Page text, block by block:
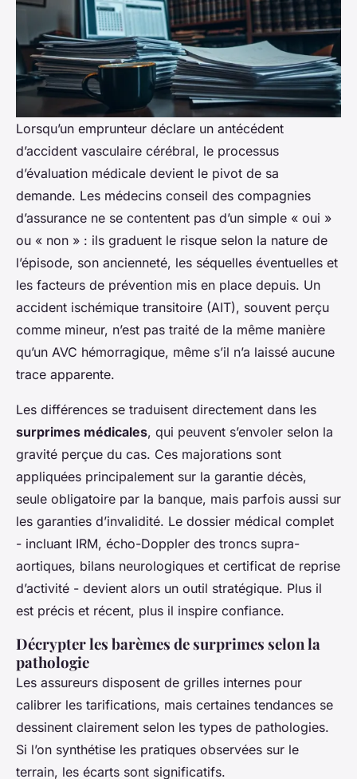
Lorsqu’un emprunteur déclare un antécédent
d’accident vasculaire cérébral, le processus
d’évaluation médicale devient le pivot de sa
demande. Les médecins conseil des compagnies
d’assurance ne se contentent pas d’un simple « oui »
ou « non » : ils graduent le risque selon la nature de
l’épisode, son ancienneté, les séquelles éventuelles et
les facteurs de prévention mis en place depuis. Un
accident ischémique transitoire (AIT), souvent perçu
comme mineur, n’est pas traité de la même manière
qu’un AVC hémorragique, même s’il n’a laissé aucune
trace apparente.
Les différences se traduisent directement dans les
surprimes médicales, qui peuvent s’envoler selon la
gravité perçue du cas. Ces majorations sont
appliquées principalement sur la garantie décès,
seule obligatoire par la banque, mais parfois aussi sur
les garanties d’invalidité. Le dossier médical complet
- incluant IRM, écho-Doppler des troncs supra-
aortiques, bilans neurologiques et certificat de reprise
d’activité - devient alors un outil stratégique. Plus il
est précis et récent, plus il inspire confiance.
Décrypter les barèmes de surprimes selon la
pathologie
Les assureurs disposent de grilles internes pour
calibrer les tarifications, mais certaines tendances se
dessinent clairement selon les types de pathologies.
Si l’on synthétise les pratiques observées sur le
terrain, les écarts sont significatifs.